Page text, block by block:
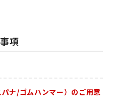
項
ナ/ゴムハンマー）のご用意